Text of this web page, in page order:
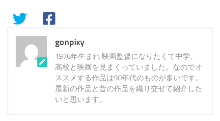
gonpixy
1976年生まれ 映画監督になりたくて中学、
高校と映画を見まくっていました。なのでオ
ススメする作品は90年代のものが多いです。
最新の作品と昔の作品を織り交ぜて紹介した
いと思います。